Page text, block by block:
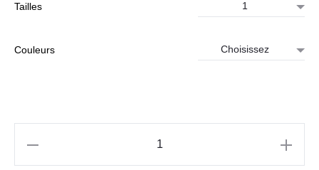
Tailles
Couleurs